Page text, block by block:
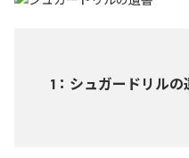
1 ： シュガードリルの